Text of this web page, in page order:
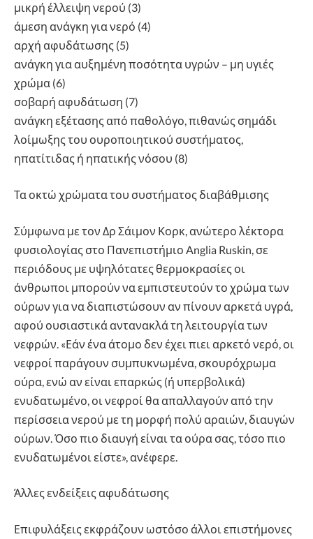
μικρή έλλειψη νερού (3)
άμεση ανάγκη για νερό (4)
αρχή αφυδάτωσης (5)
ανάγκη για αυξημένη ποσότητα υγρών – μη υγιές
χρώμα (6)
σοβαρή αφυδάτωση (7)
ανάγκη εξέτασης από παθολόγο, πιθανώς σημάδι
λοίμωξης του ουροποιητικού συστήματος,
ηπατίτιδας ή ηπατικής νόσου (8)
Τα οκτώ χρώματα του συστήματος διαβάθμισης
Σύμφωνα με τον Δρ Σάιμον Κορκ, ανώτερο λέκτορα
φυσιολογίας στο Πανεπιστήμιο Anglia Ruskin, σε
περιόδους με υψηλότατες θερμοκρασίες οι
άνθρωποι μπορούν να εμπιστευτούν το χρώμα των
ούρων για να διαπιστώσουν αν πίνουν αρκετά υγρά,
αφού ουσιαστικά αντανακλά τη λειτουργία των
νεφρών. «Εάν ένα άτομο δεν έχει πιει αρκετό νερό, οι
νεφροί παράγουν συμπυκνωμένα, σκουρόχρωμα
ούρα, ενώ αν είναι επαρκώς (ή υπερβολικά)
ενυδατωμένο, οι νεφροί θα απαλλαγούν από την
περίσσεια νερού με τη μορφή πολύ αραιών, διαυγών
ούρων. Όσο πιο διαυγή είναι τα ούρα σας, τόσο πιο
ενυδατωμένοι είστε», ανέφερε.
Άλλες ενδείξεις αφυδάτωσης
Επιφυλάξεις εκφράζουν ωστόσο άλλοι επιστήμονες